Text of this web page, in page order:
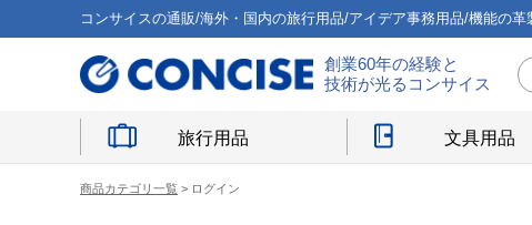
コンサイスの通販/海外・国内の旅行用品/アイデア事務用品/機能の
創業60年の経験と
技術が光るコンサイス
旅行用品 文具用品
商品カテゴリ一覧 > ログイン